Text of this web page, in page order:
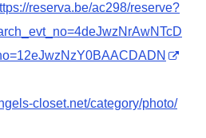
reserva.be/ac298/reserve?
closet.net/category/photo/